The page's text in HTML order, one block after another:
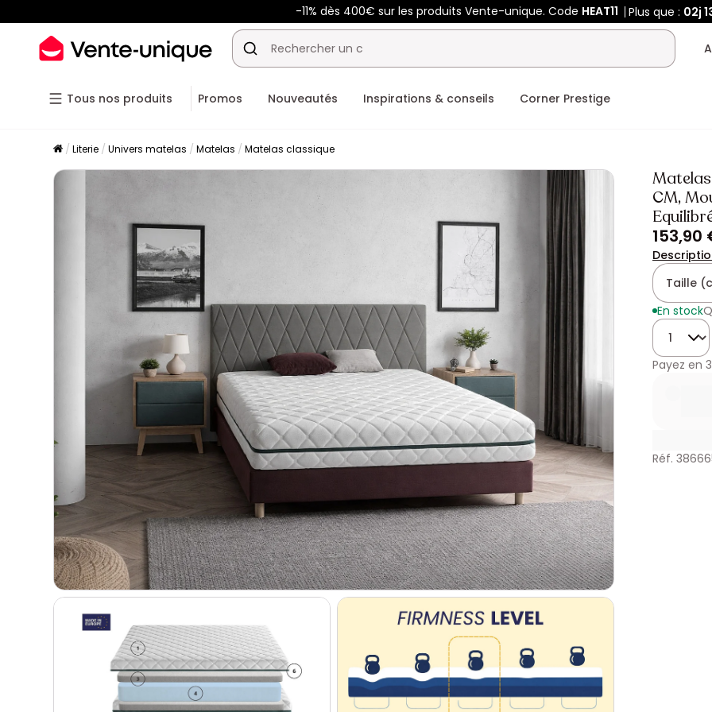
-11% dès 400€ sur les produits Vente-unique. Code HEAT11 Plus que : 02j
Tous nos produits Promos Nouveautés Inspirations & conseils Corner Prestige
Literie Univers matelas Matelas Matelas classique
Matelas
CM,
153,90
Taille
En stock
Quantité
Payez en
Réf.